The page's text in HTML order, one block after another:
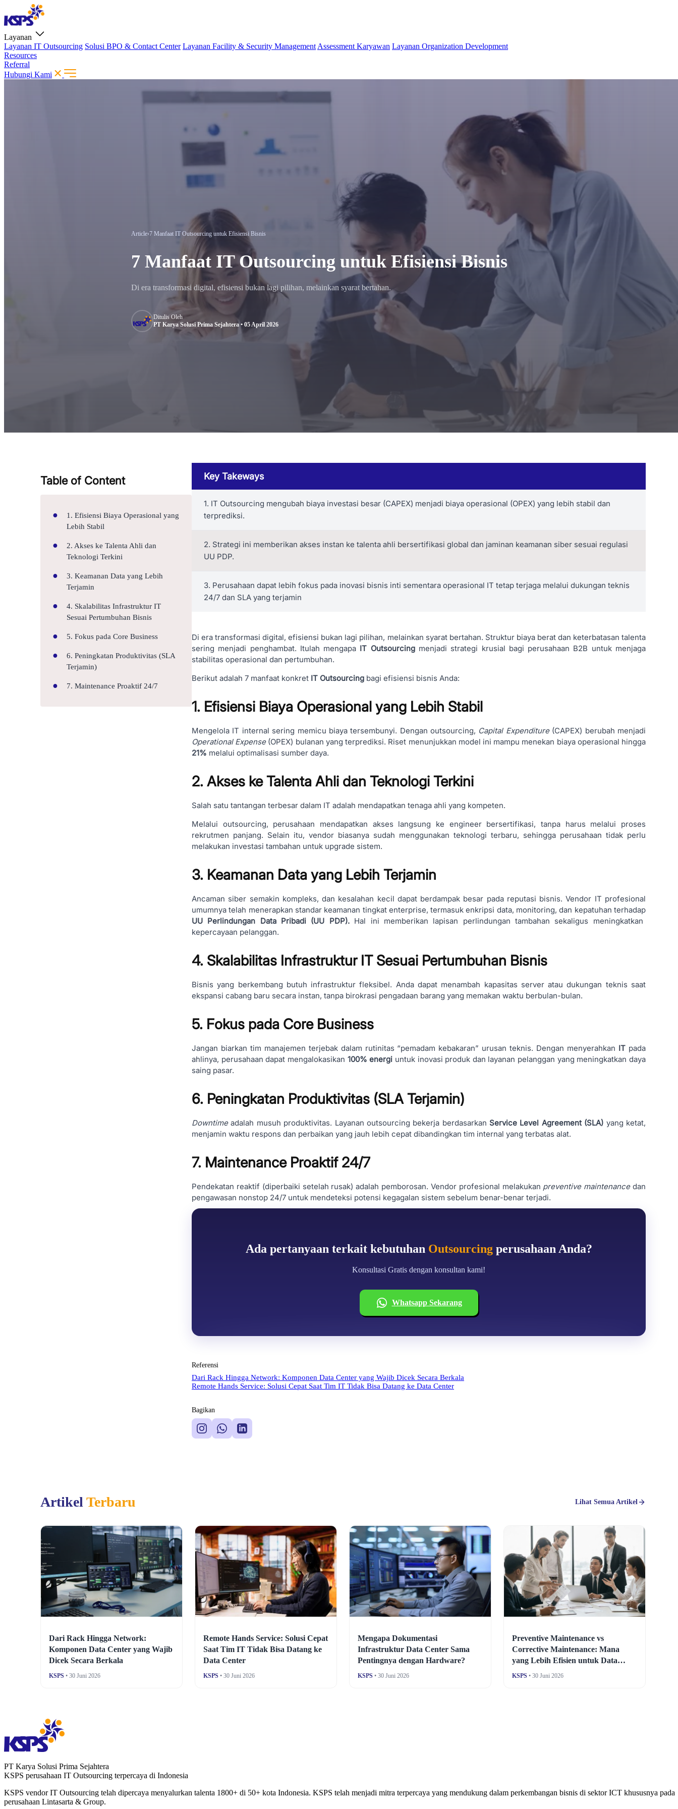
Layanan
Layanan IT Outsourcing Solusi BPO & Contact Center Layanan Facility & Security ManagementAssessment Karyawan Layanan Organization Development
Resources
Referral
Hubungi Kami
Layanan Facility & Security Management
Article›7 Manfaat IT Outsourcing untuk Efisiensi Bisnis
7 Manfaat IT Outsourcing untuk Efisiensi Bisnis
Di era transformasi digital, efisiensi bukan lagi pilihan, melainkan syarat bertahan.
Ditulis Oleh
PT Karya Solusi Prima Sejahtera • 05 April 2026
Table of Content
1. Efisiensi Biaya Operasional yang
Lebih Stabil
2. Akses ke Talenta Ahli dan
Teknologi Terkini
3. Keamanan Data yang Lebih
Terjamin
4. Skalabilitas Infrastruktur IT
Sesuai Pertumbuhan Bisnis
5. Fokus pada Core Business
6. Peningkatan Produktivitas (SLA
Terjamin)
7. Maintenance Proaktif 24/7
Key Takeways
1. IT Outsourcing mengubah biaya investasi besar (CAPEX) menjadi biaya operasional (OPEX) yang lebih stabil dan
terprediksi.
2. Strategi ini memberikan akses instan ke talenta ahli bersertifikasi global dan jaminan keamanan siber sesuai regulasi
UU PDP.
3. Perusahaan dapat lebih fokus pada inovasi bisnis inti sementara operasional IT tetap terjaga melalui dukungan teknis
24/7 dan SLA yang terjamin
Di era transformasi digital, efisiensi bukan lagi pilihan, melainkan syarat bertahan. Struktur biaya berat dan keterbatasan talenta
sering menjadi penghambat. Itulah mengapa IT Outsourcingmenjadi strategi krusial bagi perusahaan B2B untuk menjaga
stabilitas operasional dan pertumbuhan.
Berikut adalah 7 manfaat konkret IT Outsourcing bagi efisiensi bisnis Anda:
1. Efisiensi Biaya Operasional yang Lebih Stabil
Mengelola IT internal sering memicu biaya tersembunyi. Dengan outsourcing, Capital Expenditure(CAPEX) berubah menjadi
Operational Expense(OPEX) bulanan yang terprediksi. Riset menunjukkan model ini mampu menekan biaya operasional hingga
21% melalui optimalisasi sumber daya.
2. Akses ke Talenta Ahli dan Teknologi Terkini
Salah satu tantangan terbesar dalam IT adalah mendapatkan tenaga ahli yang kompeten.
Melalui outsourcing, perusahaan mendapatkan akses langsung ke engineer bersertifikasi, tanpa harus melalui proses
rekrutmen panjang. Selain itu, vendor biasanya sudah menggunakan teknologi terbaru, sehingga perusahaan tidak perlu
melakukan investasi tambahan untuk upgrade sistem.
3. Keamanan Data yang Lebih Terjamin
Ancaman siber semakin kompleks, dan kesalahan kecil dapat berdampak besar pada reputasi bisnis. Vendor IT profesional
umumnya telah menerapkan standar keamanan tingkat enterprise, termasuk enkripsi data, monitoring, dan kepatuhan terhadap
UU Perlindungan Data Pribadi (UU PDP). Hal ini memberikan lapisan perlindungan tambahan sekaligus meningkatkan
kepercayaan pelanggan.
4. Skalabilitas Infrastruktur IT Sesuai Pertumbuhan Bisnis
Bisnis yang berkembang butuh infrastruktur fleksibel. Anda dapat menambah kapasitas server atau dukungan teknis saat
ekspansi cabang baru secara instan, tanpa birokrasi pengadaan barang yang memakan waktu berbulan-bulan.
5. Fokus pada Core Business
Jangan biarkan tim manajemen terjebak dalam rutinitas “pemadam kebakaran” urusan teknis. Dengan menyerahkan IT pada
ahlinya, perusahaan dapat mengalokasikan 100% energi untuk inovasi produk dan layanan pelanggan yang meningkatkan daya
saing pasar.
6. Peningkatan Produktivitas (SLA Terjamin)
Downtimeadalah musuh produktivitas. Layanan outsourcing bekerja berdasarkan Service Level Agreement (SLA) yang ketat,
menjamin waktu respons dan perbaikan yang jauh lebih cepat dibandingkan tim internal yang terbatas alat.
7. Maintenance Proaktif 24/7
Pendekatan reaktif (diperbaiki setelah rusak) adalah pemborosan. Vendor profesional melakukan preventive maintenancedan
pengawasan nonstop 24/7 untuk mendeteksi potensi kegagalan sistem sebelum benar-benar terjadi.
Ada pertanyaan terkait kebutuhan Outsourcingperusahaan Anda?
Konsultasi Gratis dengan konsultan kami!
Whatsapp Sekarang
Referensi
Dari Rack Hingga Network: Komponen Data Center yang Wajib Dicek Secara Berkala
Remote Hands Service: Solusi Cepat Saat Tim IT Tidak Bisa Datang ke Data Center
Bagikan
ArtikelTerbaru Lihat Semua Artikel
Dari Rack Hingga Network:
Komponen Data Center yang Wajib
Dicek Secara Berkala
KSPS • 30 Juni 2026
Remote Hands Service: Solusi Cepat
Saat Tim IT Tidak Bisa Datang ke
Data Center
KSPS • 30 Juni 2026
Mengapa Dokumentasi
Infrastruktur Data Center Sama
Pentingnya dengan Hardware?
KSPS • 30 Juni 2026
Preventive Maintenance vs
Corrective Maintenance: Mana
yang Lebih Efisien untuk Data
Center?
KSPS • 30 Juni 2026
PT Karya Solusi Prima Sejahtera
KSPS perusahaan IT Outsourcing terpercaya di Indonesia
KSPS vendor IT Outsourcing telah dipercaya menyalurkan talenta 1800+ di 50+ kota Indonesia. KSPS telah menjadi mitra terpercaya yang mendukung dalam perkembangan bisnis di sektor ICT khususnya pada
perusahaan Lintasarta & Group.